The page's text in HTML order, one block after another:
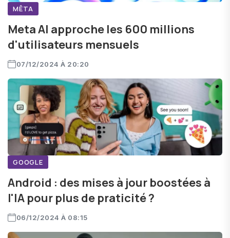
MÊTA
Meta AI approche les 600 millions
d'utilisateurs mensuels
07/12/2024 À 20:20
GOOGLE
Android : des mises à jour boostées à
l'IA pour plus de praticité ?
06/12/2024 À 08:15